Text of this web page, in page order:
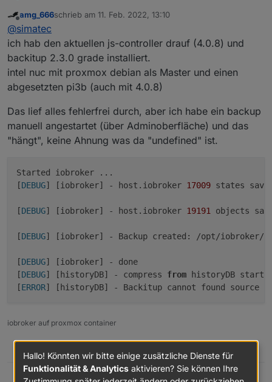
Hier gab es für den js-controller einige größere
Es wäre super, wenn hier die Tester des js-controllers
Voraussetzung für einen Test des Restores ist js-
controller größer 4.0.6, da alle Anpassungen in
kleineren 4er Versionen noch nicht enthalten sind.
Auch Versionen von js-controller 3.3.x werden weiter
unterstützt.
Alle Änderungen findet Ihr im Backitup Thread.
https://forum.iobroker.net/post/760337
Offline
amg_666schrieb am 11. Feb. 2022, 13:10
zuletzt editiert von
@simatec
ich hab den aktuellen js-controller drauf (4.0.8) und
backitup 2.3.0 grade installiert.
intel nuc mit proxmox debian als Master und einen
abgesetzten pi3b (auch mit 4.0.8)
Das lief alles fehlerfrei durch, aber ich habe ein backup
manuell angestartet (über Adminoberfläche) und das
"hängt", keine Ahnung was da "undefined" ist.
Started iobroker ...
[DEBUG] [iobroker] - host.iobroker 17009 states
[DEBUG] [iobroker] - host.iobroker 19191 objects
[DEBUG] [iobroker] - Backup created: /opt/iobroker/
[DEBUG] [iobroker] - done
[DEBUG] [historyDB] - compress from historyDB
[ERROR] [historyDB] - Backitup cannot found source
iobroker auf proxmox container
Hallo! Könnten wir bitte einige zusätzliche Dienste für
Funktionalität & Analytics aktivieren? Sie können Ihre